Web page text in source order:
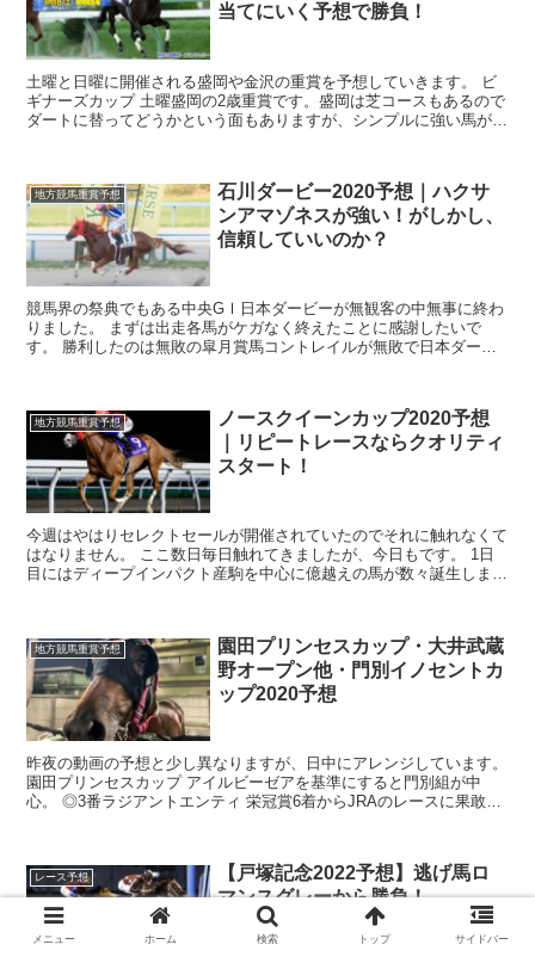
当てにいく予想で勝負！
土曜と日曜に開催される盛岡や金沢の重賞を予想していきます。 ビ
ギナーズカップ 土曜盛岡の2歳重賞です。盛岡は芝コースもあるので
ダートに替ってどうかという面もありますが、シンプルに強い馬が勝
地方競馬重賞予想
石川ダービー2020予想｜ハクサ
ンアマゾネスが強い！がしかし、
信頼していいのか？
競馬界の祭典でもある中央GⅠ日本ダービーが無観客の中無事に終わ
りました。 まずは出走各馬がケガなく終えたことに感謝したいで
す。 勝利したのは無敗の皐月賞馬コントレイルが無敗で日本ダービ
地方競馬重賞予想
ノースクイーンカップ2020予想
｜リピートレースならクオリティ
スタート！
今週はやはりセレクトセールが開催されていたのでそれに触れなくて
はなりません。 ここ数日毎日触れてきましたが、今日もです。 1日
目にはディープインパクト産駒を中心に億越えの馬が数々誕生しまし
地方競馬重賞予想
園田プリンセスカップ・大井武蔵
野オープン他・門別イノセントカ
ップ2020予想
昨夜の動画の予想と少し異なりますが、日中にアレンジしています。
園田プリンセスカップ アイルビーゼアを基準にすると門別組が中
心。 ◎3番ラジアントエンティ 栄冠賞6着からJRAのレースに果敢に
レース予想
【戸塚記念2022予想】逃げ馬ロ
マンスグレーから勝負！
メニュー ホーム 検索 トップ サイドバー